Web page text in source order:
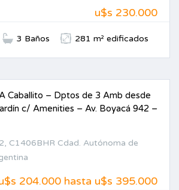
u$s 230.000
3 Baños 281 m² edificados
Caballito – Dptos de 3 Amb desde
c/ Amenities – Av. Boyacá 942 –
C1406BHR Cdad. Autónoma de
204.000 hasta u$s 395.000